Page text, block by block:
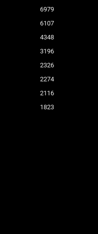
6979
6107
4348
3196
2326
2274
2116
1823